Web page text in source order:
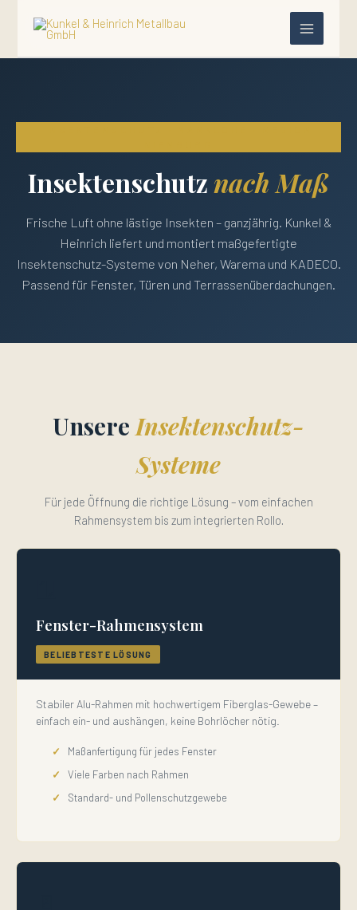
Insektenschutz nach Maß
Frische Luft ohne lästige Insekten – ganzjährig. Kunkel &
Heinrich liefert und montiert maßgefertigte
Insektenschutz-Systeme von Neher, Warema und KADECO.
Passend für Fenster, Türen und Terrassenüberdachungen.
Unsere Insektenschutz-
Systeme
Für jede Öffnung die richtige Lösung – vom einfachen
Rahmensystem bis zum integrierten Rollo.
Fenster-Rahmensystem
BELIEBTESTE LÖSUNG
Stabiler Alu-Rahmen mit hochwertigem Fiberglas-Gewebe –
einfach ein- und aushängen, keine Bohrlöcher nötig.
Maßanfertigung für jedes Fenster
Viele Farben nach Rahmen
Standard- und Pollenschutzgewebe